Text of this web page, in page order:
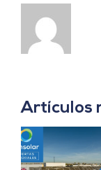
Artículos